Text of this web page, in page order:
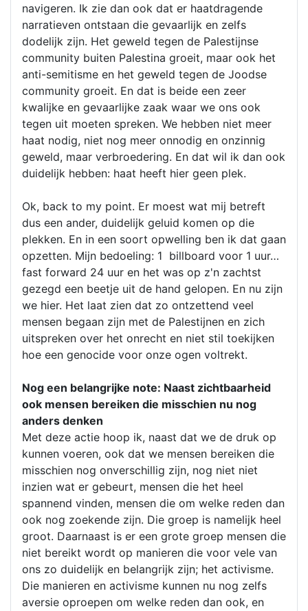
navigeren. Ik zie dan ook dat er haatdragende
narratieven ontstaan die gevaarlijk en zelfs
dodelijk zijn. Het geweld tegen de Palestijnse
community buiten Palestina groeit, maar ook het
anti-semitisme en het geweld tegen de Joodse
community groeit. En dat is beide een zeer
kwalijke en gevaarlijke zaak waar we ons ook
tegen uit moeten spreken. We hebben niet meer
haat nodig, niet nog meer onnodig en onzinnig
geweld, maar verbroedering. En dat wil ik dan ook
duidelijk hebben: haat heeft hier geen plek.
Ok, back to my point. Er moest wat mij betreft
dus een ander, duidelijk geluid komen op die
plekken. En in een soort opwelling ben ik dat gaan
opzetten. Mijn bedoeling: 1 billboard voor 1 uur…
fast forward 24 uur en het was op z'n zachtst
gezegd een beetje uit de hand gelopen. En nu zijn
we hier. Het laat zien dat zo ontzettend veel
mensen begaan zijn met de Palestijnen en zich
uitspreken over het onrecht en niet stil toekijken
hoe een genocide voor onze ogen voltrekt.
Nog een belangrijke note: Naast zichtbaarheid
ook mensen bereiken die misschien nu nog
anders denken
Met deze actie hoop ik, naast dat we de druk op
kunnen voeren, ook dat we mensen bereiken die
misschien nog onverschillig zijn, nog niet niet
inzien wat er gebeurt, mensen die het heel
spannend vinden, mensen die om welke reden dan
ook nog zoekende zijn. Die groep is namelijk heel
groot. Daarnaast is er een grote groep mensen die
niet bereikt wordt op manieren die voor vele van
ons zo duidelijk en belangrijk zijn; het activisme.
Die manieren en activisme kunnen nu nog zelfs
aversie oproepen om welke reden dan ook, en